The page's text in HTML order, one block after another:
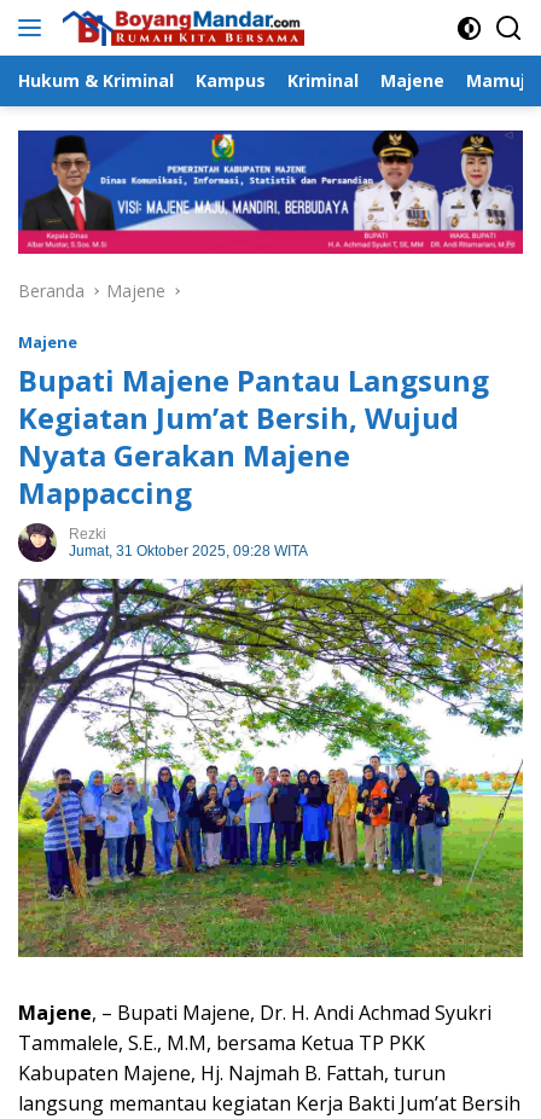
Langsung
Hukum & Kriminal Kampus Kriminal Majene Mamuju
Beranda Majene
Majene
Bupati Majene Pantau Langsung
Kegiatan Jum’at Bersih, Wujud
Nyata Gerakan Majene
Mappaccing
Rezki
Jumat, 31 Oktober 2025, 09:28 WITA
Majene, – Bupati Majene, Dr. H. Andi Achmad Syukri
Tammalele, S.E., M.M, bersama Ketua TP PKK
Kabupaten Majene, Hj. Najmah B. Fattah, turun
langsung memantau kegiatan Kerja Bakti Jum’at Bersih